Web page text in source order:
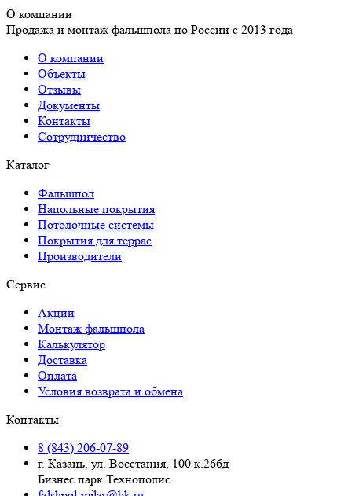
О компании
Продажа и монтаж фальшпола по России с 2013 года
О компании
Объекты
Отзывы
Документы
Контакты
Сотрудничество
Каталог
Фальшпол
Напольные покрытия
Потолочные системы
Покрытия для террас
Производители
Сервис
Акции
Монтаж фальшпола
Калькулятор
Доставка
Оплата
Условия возврата и обмена
Контакты
8 (843) 206-07-89
г. Казань, ул. Восстания, 100 к.266д
Бизнес парк Технополис